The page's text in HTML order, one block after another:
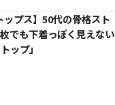
ップス】50代の骨格スト
でも下着っぽく見えない
ップ」